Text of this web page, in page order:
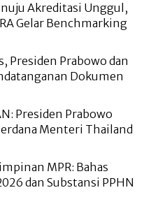
Akreditasi Unggul,
Gelar Benchmarking
Presiden Prabowo dan
Dokumen
Presiden Prabowo
Menteri Thailand
MPR: Bahas
dan Substansi PPHN